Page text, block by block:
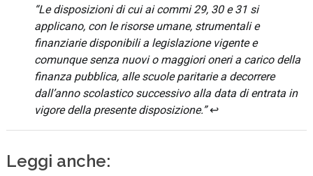
“Le disposizioni di cui ai commi 29, 30 e 31 si
applicano, con le risorse umane, strumentali e
finanziarie disponibili a legislazione vigente e
comunque senza nuovi o maggiori oneri a carico della
finanza pubblica, alle scuole paritarie a decorrere
dall’anno scolastico successivo alla data di entrata in
vigore della presente disposizione.” ↩︎
Leggi anche: